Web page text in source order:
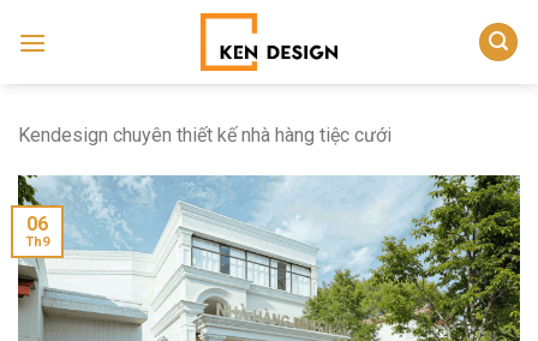
Kendesign chuyên thiết kế nhà hàng tiệc cưới
06
Th9